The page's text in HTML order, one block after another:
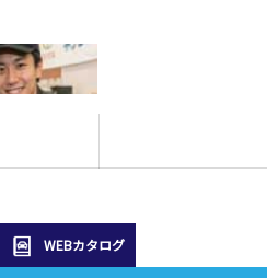
WEBカタログ